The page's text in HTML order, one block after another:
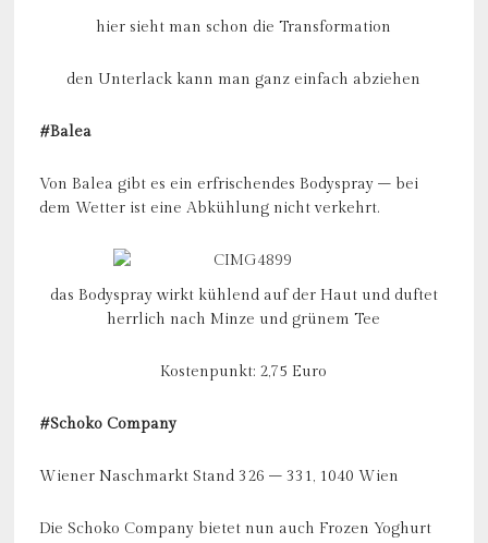
hier sieht man schon die Transformation
den Unterlack kann man ganz einfach abziehen
#Balea
Von Balea gibt es ein erfrischendes Bodyspray – bei
dem Wetter ist eine Abkühlung nicht verkehrt.
das Bodyspray wirkt kühlend auf der Haut und duftet
herrlich nach Minze und grünem Tee
Kostenpunkt: 2,75 Euro
#Schoko Company
Wiener Naschmarkt Stand 326 – 331, 1040 Wien
Die Schoko Company bietet nun auch Frozen Yoghurt